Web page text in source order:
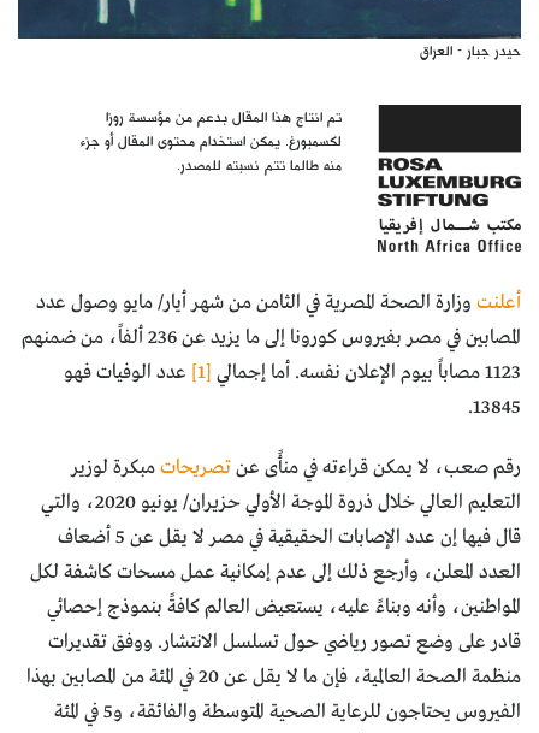
حيدر جبار - العراق
تم انتاج هذا المقال بدعم من مؤسسة روزا
لكسمبورغ. يمكن استخدام محتوى المقال أو جزء
منه طالما تتم نسبته للمصدر.
أعلنت وزارة الصحة المصرية في الثامن من شهر أيار/ مايو وصول عدد
المصابين في مصر بفيروس كورونا إلى ما يزيد عن 236 ألفاً، من ضمنهم
1123 مصاباً بيوم الإعلان نفسه. أما إجمالي
[1]
عدد الوفيات فهو
13845.
رقم صعب، لا يمكن قراءته في منأًى عنتصريحاتمبكرة لوزير
التعليم العالي خلال ذروة الموجة الأولي حزيران/ يونيو 2020، والتي
قال فيها إن عدد الإصابات الحقيقية في مصر لا يقل عن 5 أضعاف
العدد المعلن، وأرجع ذلك إلى عدم إمكانية عمل مسحات كاشفة لكل
المواطنين، وأنه وبناءً عليه، يستعيض العالم كافةً بنموذج إحصائي
قادر على وضع تصور رياضي حول تسلسل الانتشار. ووفق تقديرات
منظمة الصحة العالمية، فإن ما لا يقل عن 20 في المئة من المصابين بهذا
الفيروس يحتاجون للرعاية الصحية المتوسطة والفائقة، و5 في المئة